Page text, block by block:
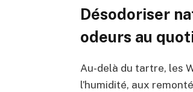
Désodoriser
odeurs au
Au-delà du tartre, les
l’humidité, aux